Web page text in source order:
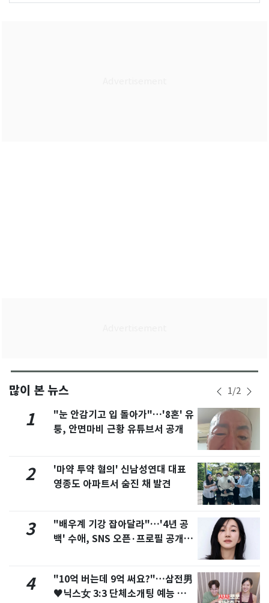
많이 본 뉴스 1/2
1
"눈 안감기고 입 돌아가"…'8혼' 유
퉁, 안면마비 근황 유튜브서 공개
2
'마약 투약 혐의' 신남성연대 대표
영종도 아파트서 숨진 채 발견
3
"배우계 기강 잡아달라"…'4년 공
백' 수애, SNS 오픈·프로필 공개
4
"10억 버는데 9억 써요?"…삼전男
♥닉스女 3:3 단체소개팅 예능 화